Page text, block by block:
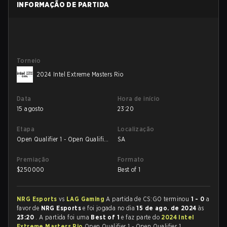
INFORMAÇÃO DE PARTIDA
Torneio
2024 Intel Extreme Masters Rio
Data
15 agosto
Hora de início
23:20
Etapa
Open Qualifier 1 - Open Qualifier
Localização
SA
Premiação
$250000
Formato
Best of 1
NRG Esports vs LAG GamingA partida de CS:GO terminou 1 - 0 a
favor de NRG Esportse foi jogada no dia15 de ago. de 2024às
23:20 . A partida foi uma Best of 1e faz parte do 2024 Intel